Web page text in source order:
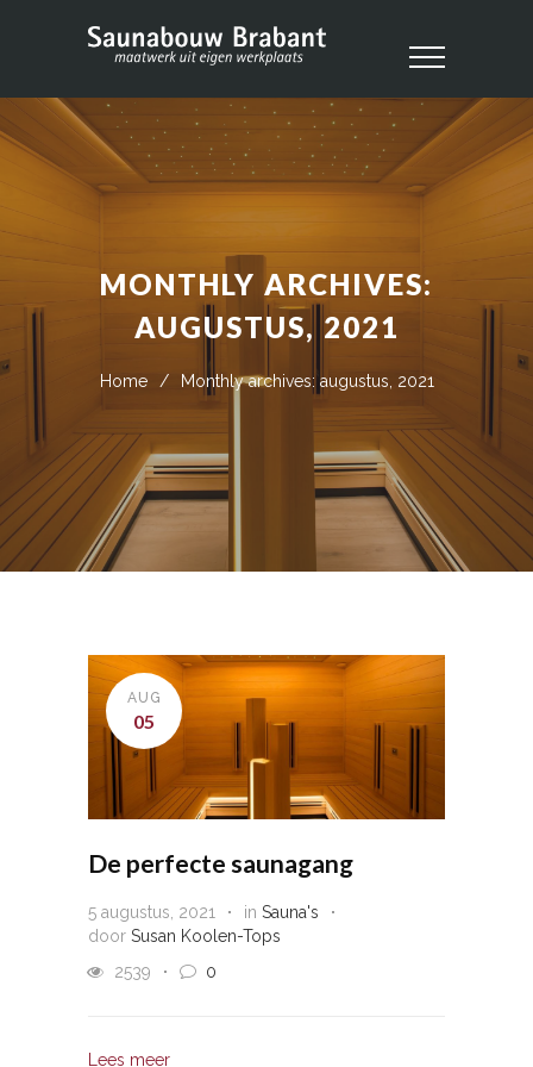
MONTHLY ARCHIVES:
AUGUSTUS, 2021
Home / Monthly archives: augustus, 2021
AUG
05
De perfecte saunagang
5 augustus, 2021 in Sauna's
door Susan Koolen-Tops
2539
0
Lees meer